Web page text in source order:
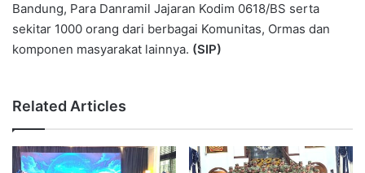
Bandung, Para Danramil Jajaran Kodim 0618/BS serta
sekitar 1000 orang dari berbagai Komunitas, Ormas dan
komponen masyarakat lainnya. (SIP)
Related Articles